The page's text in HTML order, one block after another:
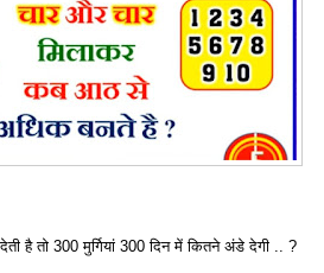
है तो 300 मुर्गियां 300 दिन में कितने अंडे देगी .. ?